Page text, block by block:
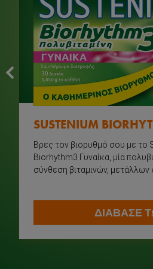
SUSTENIUM
Βρες τον βιορυθμό σου με το
Biorhythm3 Γυναίκα, μία
σύνθεση βιταμινών, μετάλλων
ΔΙΑΒΑΣΕ
Σύνδεση
Αρχική